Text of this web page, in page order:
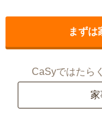
まずは
CaSyではたら
家